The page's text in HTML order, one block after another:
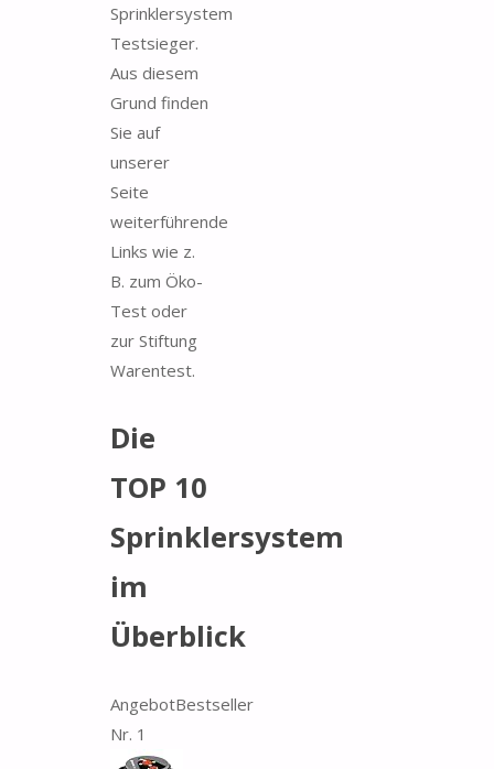
Sprinklersystem
Testsieger.
Aus diesem
Grund finden
Sie auf
unserer
Seite
weiterführende
Links wie z.
B. zum Öko-
Test oder
zur Stiftung
Warentest.
Die
TOP 10
Sprinklersystem
im
Überblick
AngebotBestseller
Nr. 1